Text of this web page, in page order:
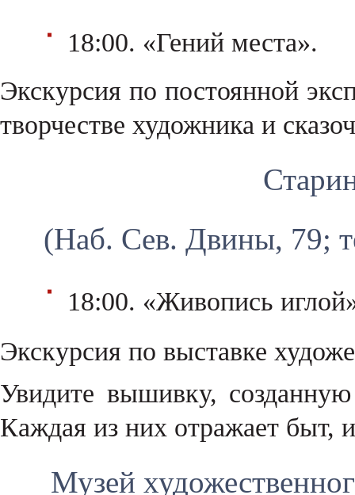
18:00. «Гений места».
Экскурсия по постоянной
творчестве художника и
(Наб. Сев. Двины, 79;
18:00. «Живопись
Экскурсия по выставке
Увидите вышивку,
Каждая из них отражает быт,
Музей